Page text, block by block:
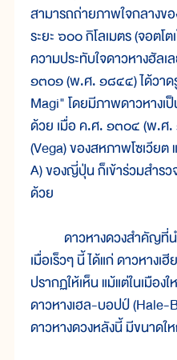
สามารถถ่ายภาพใจกลางข
ระยะ ๖๐๐ กิโลเมตร (จอต
ความประทับใจดาวหางฮัลเ
๑๓๐๑ (พ.ศ. ๑๘๔๔) ได้วา
Magi" โดยมีภาพดาวหางเ
ด้วย เมื่อ ค.ศ. ๑๓๐๔ (พ.ศ
(Vega) ของสหภาพโซเวียต
A) ของญี่ปุ่น ก็เข้าร่วมสำรว
ด้วย
ดาวหางดวงสำคัญที่นำ
เมื่อเร็วๆ นี้ ได้แก่ ดาวหางเ
ปรากฏให้เห็น แม้แต่ในเมือ
ดาวหางเฮล-บอปป์
ดาวหางดวงหลังนี้ มีขนาดใ